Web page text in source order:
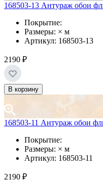
168503-13 Антураж обои
Покрытие:
Размеры: × м
Артикул: 168503-13
2190 ₽
В корзину
168503-11 Антураж обои
Покрытие:
Размеры: × м
Артикул: 168503-11
2190 ₽